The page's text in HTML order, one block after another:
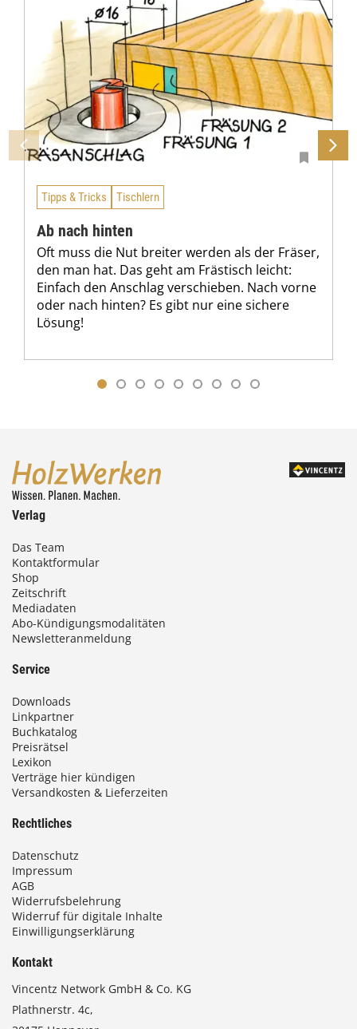
Tipps & Tricks Tischlern
Ab nach hinten
Oft muss die Nut breiter werden als der Fräser,
den man hat. Das geht am Frästisch leicht:
Einfach den Anschlag verschieben. Nach vorne
oder nach hinten? Es gibt nur eine sichere
Lösung!
Verlag
Das Team
Kontaktformular
Shop
Zeitschrift
Mediadaten
Abo-Kündigungsmodalitäten
Newsletteranmeldung
Service
Downloads
Linkpartner
Buchkatalog
Preisrätsel
Lexikon
Verträge hier kündigen
Versandkosten & Lieferzeiten
Rechtliches
Datenschutz
Impressum
AGB
Widerrufsbelehrung
Widerruf für digitale Inhalte
Einwilligungserklärung
Kontakt
Vincentz Network GmbH & Co. KG
Plathnerstr. 4c,